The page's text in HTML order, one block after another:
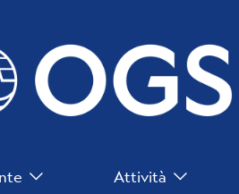
Attività